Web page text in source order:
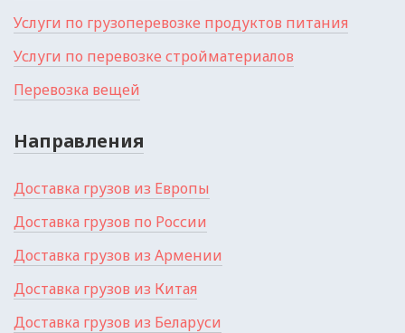
Услуги по грузоперевозке продуктов питания
Услуги по перевозке стройматериалов
Перевозка вещей
Направления
Доставка грузов из Европы
Доставка грузов по России
Доставка грузов из Армении
Доставка грузов из Китая
Доставка грузов из Беларуси